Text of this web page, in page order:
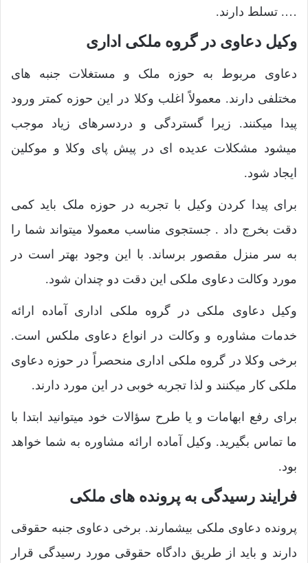
…. تسلط دارند.
وکیل دعاوی در گروه ملکی اداری
دعاوی مربوط به حوزه ملک و مستغلات جنبه های
مختلفی دارند. معمولاً اغلب وکلا در این حوزه کمتر ورود
پیدا میکنند. زیرا گستردگی و دردسرهای زیاد موجب
میشود مشکلات عدیده ای در پیش پای وکلا و موکلین
ایجاد شود.
برای پیدا کردن وکیل با تجربه در حوزه ملک باید کمی
دقت بخرج داد . جستجوی مناسب معمولا میتواند شما را
به سر منزل مقصور برساند. با این وجود بهتر است در
مورد وکالت دعاوی ملکی این دقت دو چندان شود.
وکیل دعاوی ملکی در گروه ملکی اداری آماده ارائه
خدمات مشاوره و وکالت در انواع دعاوی ملکس است.
برخی وکلا در گروه ملکی اداری منحصراً در حوزه دعاوی
ملکی کار میکنند و لذا تجربه خوبی در این مورد دارند.
برای رفع ابهامات و یا طرح سؤالات خود میتوانید ابتدا با
ما تماس بگیرید. وکیل آماده ارائه مشاوره به شما خواهد
بود.
فرایند رسیدگی به پرونده های ملکی
پرونده دعاوی ملکی بیشمارند. برخی دعاوی جنبه حقوقی
دارند و باید از طریق دادگاه حقوقی مورد رسیدگی قرار